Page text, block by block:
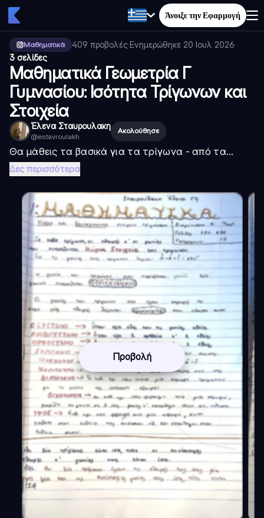
Άνοιξε την Εφαρμογή
Μαθηματικά 409 προβολές·Ενημερώθηκε 20 Ιουλ 2026·
3 σελίδες
Μαθηματικά Γεωμετρία Γ
Γυμνασίου: Ισότητα Τρίγωνων και
Στοιχεία
Έλενα Σταυρουλακη
@estavroulakh
Ακολούθησε
Θα μάθεις τα βασικά για τα τρίγωνα - από τα...
Δες περισσότερα
Προβολή